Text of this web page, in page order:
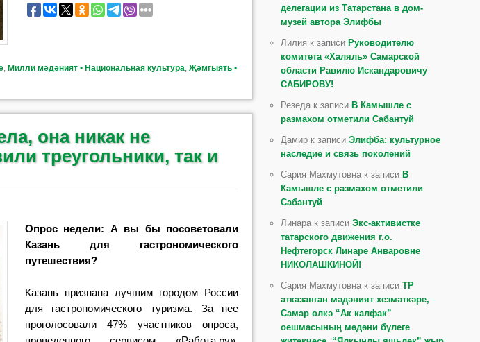
, Милли мәдәният ▪ Национальная культура,Җәмгыять ▪
она никак не
треугольники, так и
Опрос недели: А вы бы посоветовали
Казань для гастрономического
путешествия?
Казань признана лучшим городом России
для гастрономического туризма. За нее
проголосовали 47% участников опроса,
делегации из Татарстана в дом-
музей автора Элифбы
Лилия к записи Руководителю
комитета «Халяль» Самарской
области Равилю Искандаровичу
САБИРОВУ!
Резеда к записи В Камышле с
размахом отметили Сабантуй
Дамир к записиЭлифба: культурное
наследие и связь поколений
Сария Махмутовна к записи В
Камышле с размахом отметили
Сабантуй
Линара к записиЭкс-активистке
татарского движения г.о.
Нефтегорск Линаре Анваровне
НИКОЛАШКИНОЙ!
Сария Махмутовна к записиТР
атказанган мәдәният хезмәткәре,
Самар өлкә “Ак калфак”
оешмасының мәдәни бүлеге